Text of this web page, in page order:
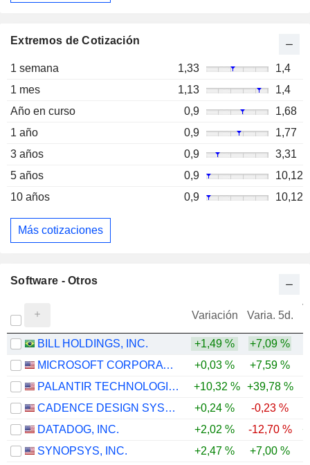
Extremos de Cotización
1 semana 1,33
1,4
1 mes
1,13
1,4
Año en curso
0,9
1,68
1 año
0,9
1,77
3 años
0,9
3,31
5 años
0,9
10,12
10 años
0,9 10,12
Más cotizaciones
Software - Otros
Variación Varia. 5d.
BILL HOLDINGS, INC. +1,49 %
+7,09 %
MICROSOFT CORPORATION
+0,03 % +7,59 %
PALANTIR TECHNOLOGIES INC.
+10,32 % +39,78 %
CADENCE DESIGN SYSTEMS, INC.
+0,24 % -0,23 %
DATADOG, INC.
+2,02 % -12,70 %
SYNOPSYS, INC.
+2,47 % +7,00 %